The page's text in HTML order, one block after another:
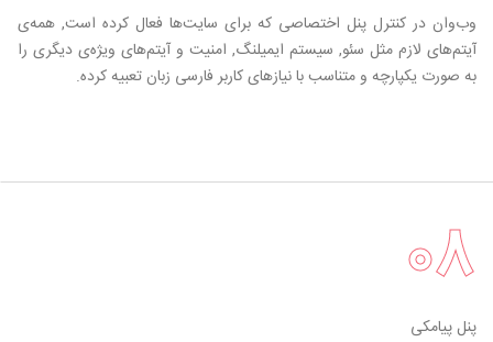
وب‌وان در کنترل پنل اختصاصی که برای سایت‌ها فعال کرده است, همه‌ی
آیتم‌های لازم مثل سئو, سیستم ایمیلنگ, امنیت و آیتم‌های ویژه‌ی دیگری را
به صورت یکپارچه و متناسب با نیازهای کاربر فارسی زبان تعبیه کرده.
۰۸
پنل پیامکی